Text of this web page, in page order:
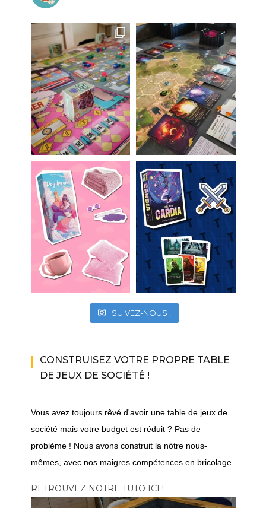
SUIVEZ-NOUS !
CONSTRUISEZ VOTRE PROPRE TABLE
DE JEUX DE SOCIÉTÉ !
Vous avez toujours rêvé d'avoir une table de jeux de
société mais votre budget est réduit ? Pas de
problème ! Nous avons construit la nôtre nous-
mêmes, avec nos maigres compétences en bricolage.
RETROUVEZ NOTRE TUTO ICI !